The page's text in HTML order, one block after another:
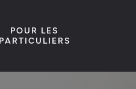
POUR LES
PARTICULIERS